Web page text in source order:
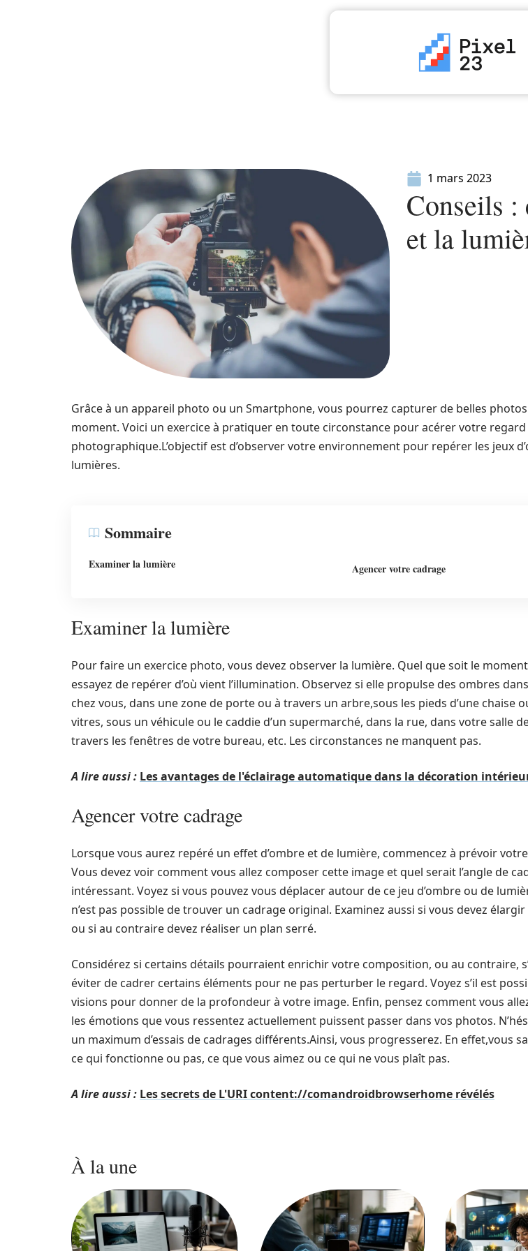
1 mars 2023
Conseils :
et la
Grâce à un appareil photo ou un Smartphone, vous pourrez capturer de belles
moment. Voici un exercice à pratiquer en toute circonstance pour acérer votre regard
photographique.L’objectif est d’observer votre environnement pour repérer les jeux
lumières.
Sommaire
Examiner la lumière Agencer votre cadrage
Examiner la lumière
Pour faire un exercice photo, vous devez observer la lumière. Quel que soit le
essayez de repérer d’où vient l’illumination. Observez si elle propulse des ombres
chez vous, dans une zone de porte ou à travers un arbre,sous les pieds d’une chaise
vitres, sous un véhicule ou le caddie d’un supermarché, dans la rue, dans votre salle
travers les fenêtres de votre bureau, etc. Les circonstances ne manquent pas.
A lire aussi : Les avantages de l'éclairage automatique dans la décoration
Agencer votre cadrage
Lorsque vous aurez repéré un effet d’ombre et de lumière, commencez à prévoir
Vous devez voir comment vous allez composer cette image et quel serait l’angle de
intéressant. Voyez si vous pouvez vous déplacer autour de ce jeu d’ombre ou de
n’est pas possible de trouver un cadrage original. Examinez aussi si vous devez
ou si au contraire devez réaliser un plan serré.
Considérez si certains détails pourraient enrichir votre composition, ou au contraire,
éviter de cadrer certains éléments pour ne pas perturber le regard. Voyez s’il est
visions pour donner de la profondeur à votre image. Enfin, pensez comment vous
les émotions que vous ressentez actuellement puissent passer dans vos photos.
un maximum d’essais de cadrages différents.Ainsi, vous progresserez. En effet,vous
ce qui fonctionne ou pas, ce que vous aimez ou ce qui ne vous plaît pas.
A lire aussi : Les secrets de L'URI content://comandroidbrowserhome révélés
À la une